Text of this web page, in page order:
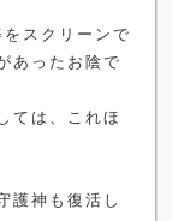
スクリーンで
あったお陰で
ては、これほ
護神も復活し